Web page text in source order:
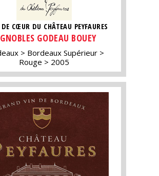
CŒUR DU CHÂTEAU PEYFAURES
GODEAU BOUEY
Bordeaux Supérieur
Rouge
2005